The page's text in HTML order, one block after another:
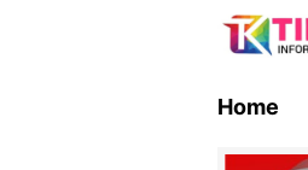
Home